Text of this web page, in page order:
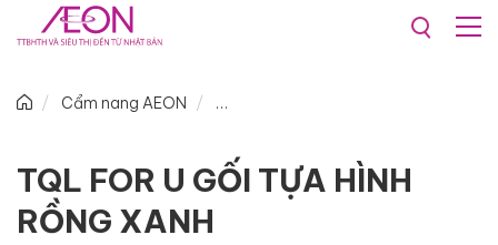
Cẩm nang AEON
TQL FOR U GỐI TỰA HÌNH
RỒNG XANH